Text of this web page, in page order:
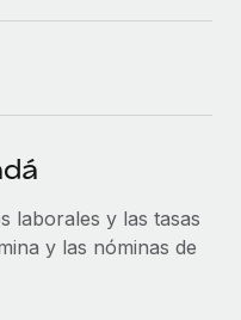
de IA con Remote
empresariales
globales en tu
con IA.
laborales y las tasas
y las nóminas de